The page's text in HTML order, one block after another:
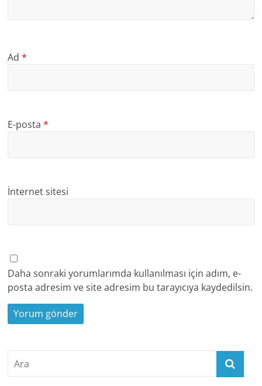
Ad*
E-posta*
İnternet sitesi
Daha sonraki yorumlarımda kullanılması için adım, e-
posta adresim ve site adresim bu tarayıcıya kaydedilsin.